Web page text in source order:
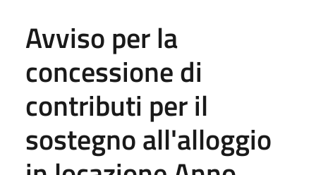
Avviso per la
concessione di
contributi per il
sostegno all'alloggio